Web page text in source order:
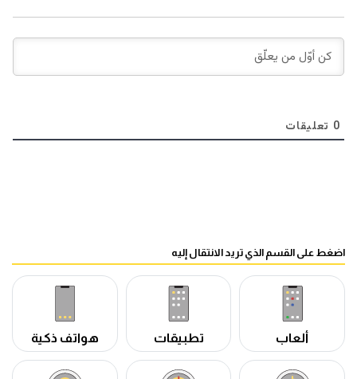
0 تعليقات
اضغط على القسم الذي تريد الانتقال إليه
ألعاب تطبيقات هواتف ذكية